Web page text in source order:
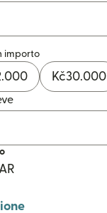
importo
Kč30.000